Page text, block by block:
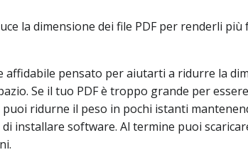
la dimensione dei file PDF per renderli più
affidabile pensato per aiutarti a ridurre la
Se il tuo PDF è troppo grande per
ridurne il peso in pochi istanti
installare software. Al termine puoi